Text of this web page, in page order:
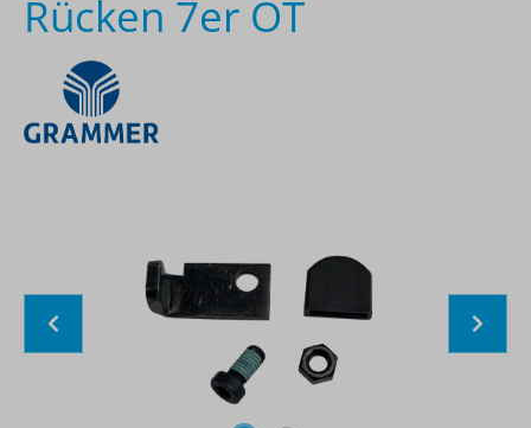
Rücken 7er OT